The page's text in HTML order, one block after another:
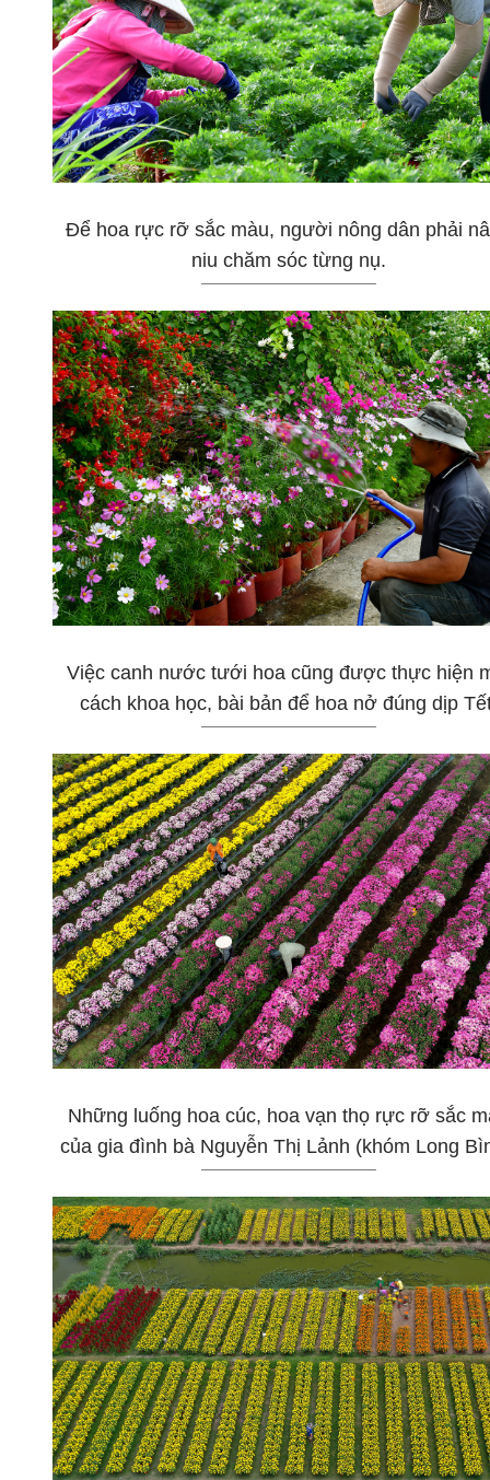
Để hoa rực rỡ sắc màu, người nông dân phải
niu chăm sóc từng nụ.
Việc canh nước tưới hoa cũng được thực hiện
cách khoa học, bài bản để hoa nở đúng dịp
Những luống hoa cúc, hoa vạn thọ rực rỡ sắc
của gia đình bà Nguyễn Thị Lảnh (khóm Long